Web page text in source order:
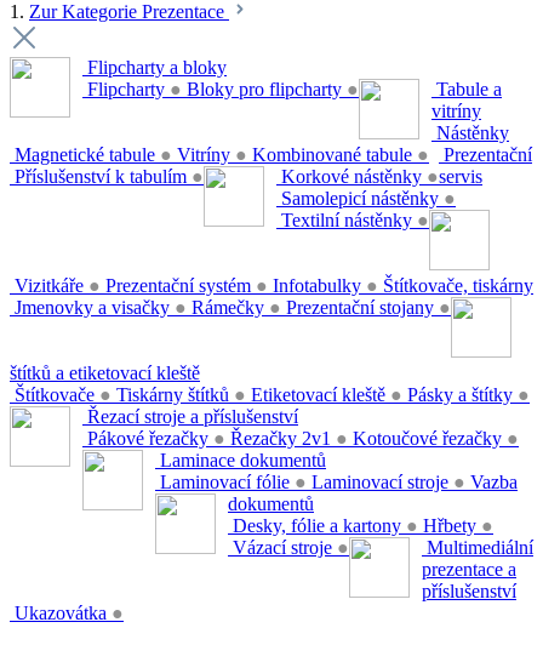
1. Zur Kategorie Prezentace
Flipcharty a bloky
Flipcharty ● Bloky pro flipcharty ●
Tabule a
vitríny
Magnetické tabule ● Vitríny ● Kombinované tabule ●
Příslušenství k tabulím ●
Nástěnky
Korkové nástěnky ●
Samolepicí nástěnky ●
Textilní nástěnky ●
Prezentační
servis
Vizitkáře ● Prezentační systém ● Infotabulky ●
Jmenovky a visačky ● Rámečky ● Prezentační stojany ●
Štítkovače, tiskárny
štítků a etiketovací kleště
Štítkovače ● Tiskárny štítků ● Etiketovací kleště ● Pásky a štítky ●
Řezací stroje a příslušenství
Pákové řezačky ● Řezačky 2v1 ● Kotoučové řezačky ●
Laminace dokumentů
Laminovací fólie ● Laminovací stroje ● Vazba
dokumentů
Desky, fólie a kartony ● Hřbety ●
Vázací stroje ●
Multimediální
prezentace a
příslušenství
Ukazovátka ●